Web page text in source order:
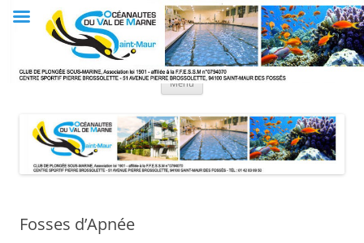
Club OVM
Les Océanautes du Val de Marne
Menu
Fosses d’Apnée